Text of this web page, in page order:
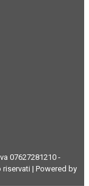
07627281210 -
| Powered by